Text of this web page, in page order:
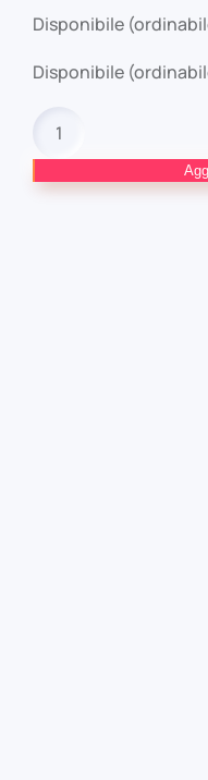
Disponibile
Disponibile
EDITION